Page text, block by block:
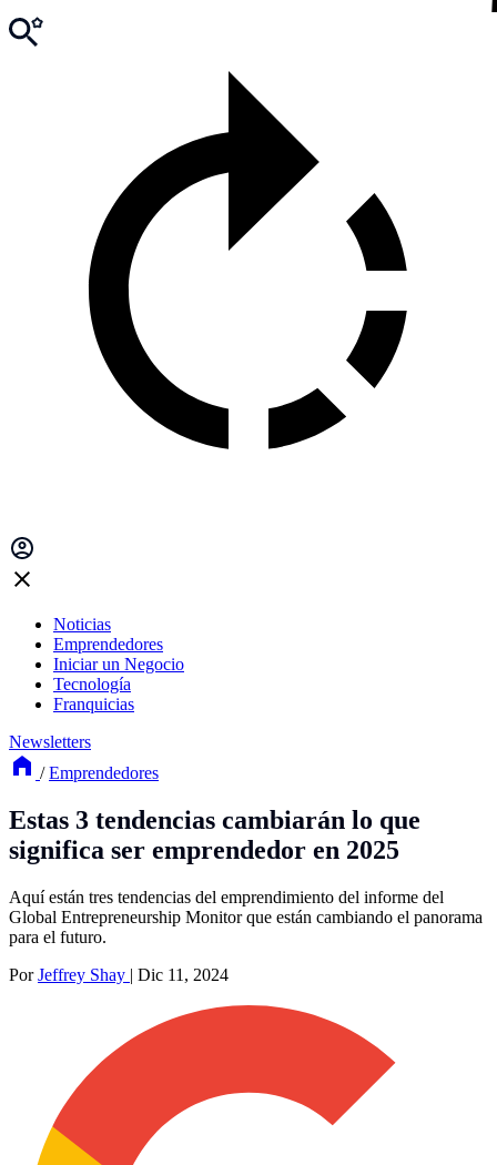
Noticias
Emprendedores
Iniciar un Negocio
Tecnología
Franquicias
Newsletters
/ Emprendedores
Estas 3 tendencias cambiarán lo que
significa ser emprendedor en 2025
Aquí están tres tendencias del emprendimiento del informe del
Global Entrepreneurship Monitor que están cambiando el panorama
para el futuro.
PorJeffrey Shay | Dic 11, 2024